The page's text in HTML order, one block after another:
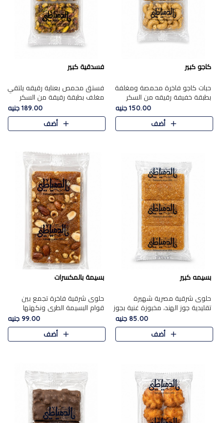
كاجو كبير
حبات كاجو فاخرة محمصة ومغلفة
بطبقة خفيفة رقيقه من السكر
المكرمل، تجمع بين توازن النعومة
زبدية غنية فاخرة والقرمشة
المرضية في حلوى شرقية بطاب..
150.00 جنيه
أضف
فسدقية كبير
فستق محمص بعناية رقيقه يلتقي
مغلف بطبقة رقيقة من السكر
المكرمل، ليقدم مذاقًا فاخرًا حلوي
شرقية فاخرة ونكهة غنية ناتي تميز
كل قطعة و قوام هش
189.00 جنيه
أضف
بسيمه كبير
حلوى شرقية مصرية شهيرة
تقليدية جوز الهند، مخبوزة غنية بجوز
الهند، بلمسه ذهبية وتتميز بقوامها
المرمل وطعمها اللذيذ الذي يشبه
البسبوسة. تُخبز..
85.00 جنيه
أضف
بسيمة بالمكسرات
حلوى شرقية فاخرة تجمع بين
قوام البسيمة الطري ونكهتها
الغنية، مزينة بتشكيلة مختارة من
اللوز والبندق والمكسرات الفاخرة.
مزيج متوازن من القوام ..
99.00 جنيه
أضف